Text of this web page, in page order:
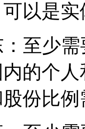
以是
少需
的个
份比